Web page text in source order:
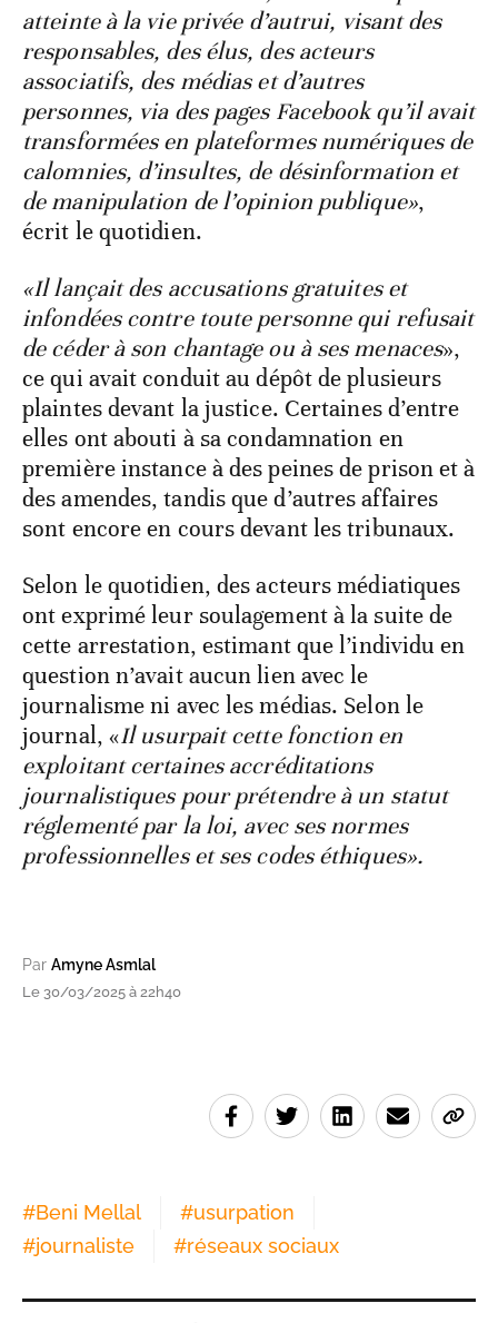
atteinte à la vie privée d’autrui, visant des
responsables, des élus, des acteurs
associatifs, des médias et d’autres
personnes, via des pages Facebook qu’il avait
transformées en plateformes numériques de
calomnies, d’insultes, de désinformation et
de manipulation de l’opinion publique»,
écrit le quotidien.
«Il lançait des accusations gratuites et
infondées contre toute personne qui refusait
de céder à son chantage ou à ses menaces»,
ce qui avait conduit au dépôt de plusieurs
plaintes devant la justice. Certaines d’entre
elles ont abouti à sa condamnation en
première instance à des peines de prison et à
des amendes, tandis que d’autres affaires
sont encore en cours devant les tribunaux.
Selon le quotidien, des acteurs médiatiques
ont exprimé leur soulagement à la suite de
cette arrestation, estimant que l’individu en
question n’avait aucun lien avec le
journalisme ni avec les médias. Selon le
journal, «Il usurpait cette fonction en
exploitant certaines accréditations
journalistiques pour prétendre à un statut
réglementé par la loi, avec ses normes
professionnelles et ses codes éthiques».
Par Amyne Asmlal
Le 30/03/2025 à 22h40
#Beni Mellal #usurpation
#journaliste #réseaux sociaux